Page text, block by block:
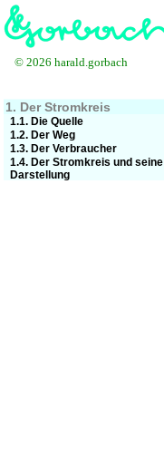
© 2026 harald.gorbach
1. Der Stromkreis
1.1. Die Quelle
1.2. Der Weg
1.3. Der Verbraucher
1.4. Der Stromkreis und seine
Darstellung